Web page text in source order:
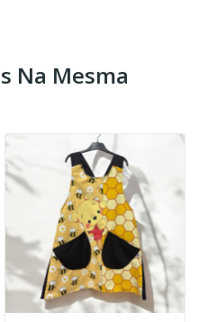
Na Mesma